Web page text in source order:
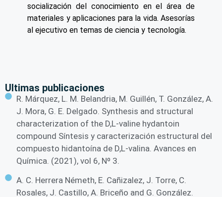
socialización del conocimiento en el área de
materiales y aplicaciones para la vida. Asesorías
al ejecutivo en temas de ciencia y tecnología.
Ultimas publicaciones
R. Márquez, L. M. Belandria, M. Guillén, T. González, A.
J. Mora, G. E. Delgado. Synthesis and structural
characterization of the D,L-valine hydantoin
compound Síntesis y caracterización estructural del
compuesto hidantoína de D,L-valina. Avances en
Química. (2021), vol 6, Nº 3.
A. C. Herrera Németh, E. Cañizalez, J. Torre, C.
Rosales, J. Castillo, A. Briceño and G. González.